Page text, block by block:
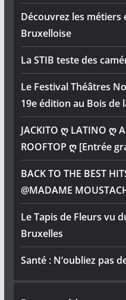
Découvrez les métiers
Bruxelloise
La STIB teste des
Le Festival Théâtres
19e édition au Bois de
JACKITO ღ LATINO ღ
ROOFTOP ღ [Entrée
BACK TO THE BEST
@MADAME
Le Tapis de Fleurs vu
Bruxelles
Santé : N’oubliez pas